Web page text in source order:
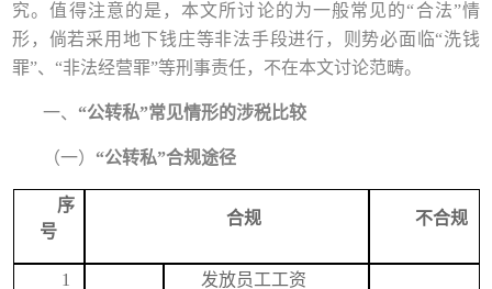
究。值得注意的是，本文所讨论的为一般常见的“合法”情
形，倘若采用地下钱庄等非法手段进行，则势必面临“洗钱
罪”、“非法经营罪”等刑事责任，不在本文讨论范畴。
一、 “公转私”常见情形的涉税比较
（一） “公转私”合规途径
序
号
合规 不合规
1
发放员工工资